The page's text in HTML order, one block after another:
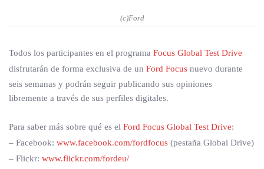
(c)Ford
Todos los participantes en el programa Focus Global Test Drive
disfrutarán de forma exclusiva de un Ford Focus nuevo durante
seis semanas y podrán seguir publicando sus opiniones
libremente a través de sus perfiles digitales.
Para saber más sobre qué es el Ford Focus Global Test Drive:
– Facebook: www.facebook.com/fordfocus (pestaña Global Drive)
– Flickr: www.flickr.com/fordeu/